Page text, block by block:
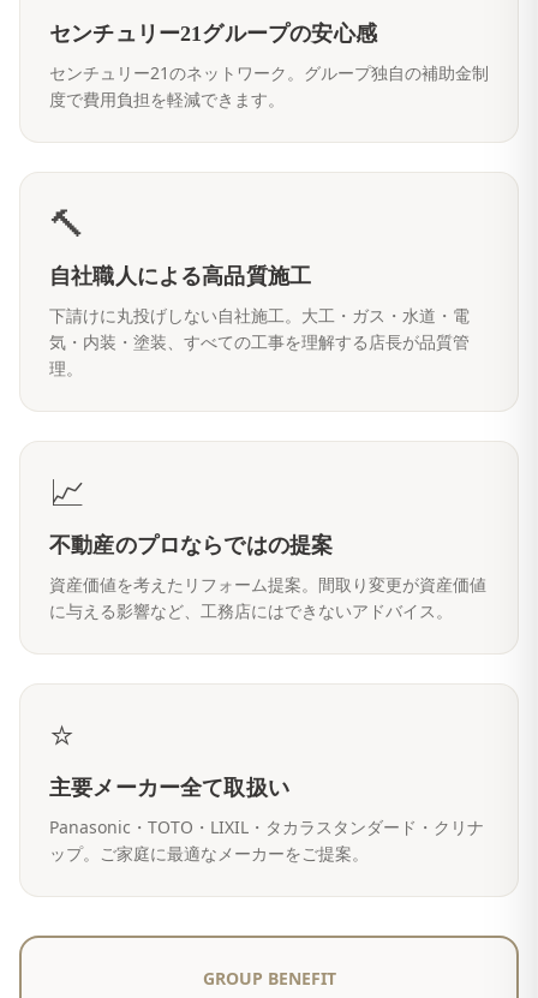
センチュリー21グループの安心感
センチュリー21のネットワーク。グループ独自の補助金制
度で費用負担を軽減できます。
🔨
自社職人による高品質施工
下請けに丸投げしない自社施工。大工・ガス・水道・電
気・内装・塗装、すべての工事を理解する店長が品質管
理。
📈
不動産のプロならではの提案
資産価値を考えたリフォーム提案。間取り変更が資産価値
に与える影響など、工務店にはできないアドバイス。
⭐
主要メーカー全て取扱い
Panasonic・TOTO・LIXIL・タカラスタンダード・クリナ
ップ。ご家庭に最適なメーカーをご提案。
GROUP BENEFIT